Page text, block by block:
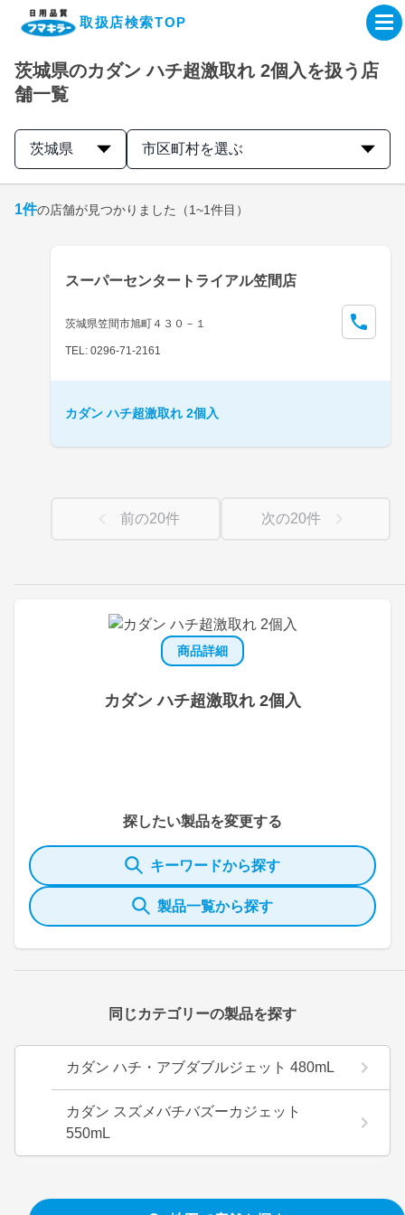
取扱店検索TOP
企業・IR情報サイト
製品情報サイト
取扱店検索はこちら
茨城県のカダン ハチ超激取れ 2個入を扱う店
舗一覧
茨城県 市区町村を選ぶ
商品詳細
カダン ハチ超激取れ 2個入
探したい製品を変更する
キーワードから探す
製品一覧から探す
同じカテゴリーの製品を探す
カダン ハチ・アブダブルジェット 480mL
カダン スズメバチバズーカジェット
550mL
1件の店舗が見つかりました （1~1件目）
スーパーセンタートライアル笠間店
茨城県笠間市旭町４３０－１
TEL: 0296-71-2161
カダン ハチ超激取れ 2個入
前の20件 次の20件